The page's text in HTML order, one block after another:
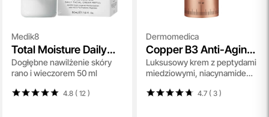
Medik8
Total Moisture Daily
Facial Cream Refill
Dogłębne nawilżenie skóry
rano i wieczorem 50 ml
4.8 ( 12 )
Dermomedica
Copper B3 Anti-Aging
Cream
Luksusowy krem z peptydami
miedziowymi, niacynamidem i
4.7 ( 3)